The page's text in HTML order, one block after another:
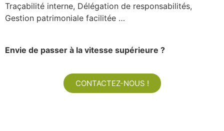
Traçabilité interne, Délégation de responsabilités,
Gestion patrimoniale facilitée …
Envie de passer à la vitesse supérieure ?
CONTACTEZ-NOUS !